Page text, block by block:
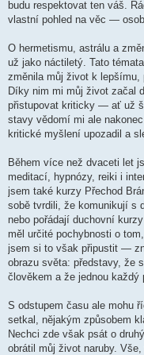
k
budu respektovat ten váš.
vlastní pohled na věc —
O hermetismu, astrálu a
už jako náctiletý. Tato
změnila můj život k lepšímu,
Díky nim mi můj život začal
přistupovat kriticky — ať už
stavy vědomí mi ale
kritické myšlení upozadil a
Během více než dvaceti let
meditací, hypnózy, reiki i
jsem také kurzy Přechod
sobě tvrdili, že komunikují s
nebo pořádají duchovní
měl určité pochybnosti o
jsem si to však připustit —
obrazu světa: představy, že
člověkem a že jednou každý
S odstupem času ale mohu
setkal, nějakým způsobem
Nechci zde však psát o
obrátil můj život naruby.